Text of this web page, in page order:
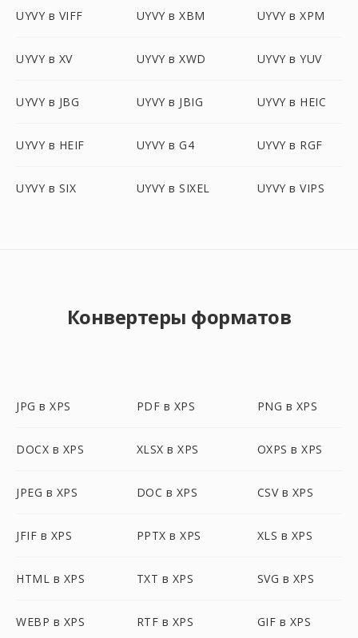
UYVY в VIFF UYVY в XBM UYVY в XPM
UYVY в XV UYVY в XWD UYVY в YUV
UYVY в JBG UYVY в JBIG UYVY в HEIC
UYVY в HEIF UYVY в G4 UYVY в RGF
UYVY в SIX UYVY в SIXEL UYVY в VIPS
Конвертеры форматов
JPG в XPS PDF в XPS PNG в XPS
DOCX в XPS XLSX в XPS OXPS в XPS
JPEG в XPS DOC в XPS CSV в XPS
JFIF в XPS PPTX в XPS XLS в XPS
HTML в XPS TXT в XPS SVG в XPS
WEBP в XPS RTF в XPS GIF в XPS